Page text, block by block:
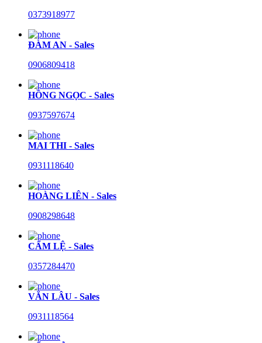
0373918977
ĐÀM AN - Sales
0906809418
HỒNG NGỌC - Sales
0937597674
MAI THI - Sales
0931118640
HOÀNG LIÊN - Sales
0908298648
CẨM LỆ - Sales
0357284470
VĂN LÂU - Sales
0931118564